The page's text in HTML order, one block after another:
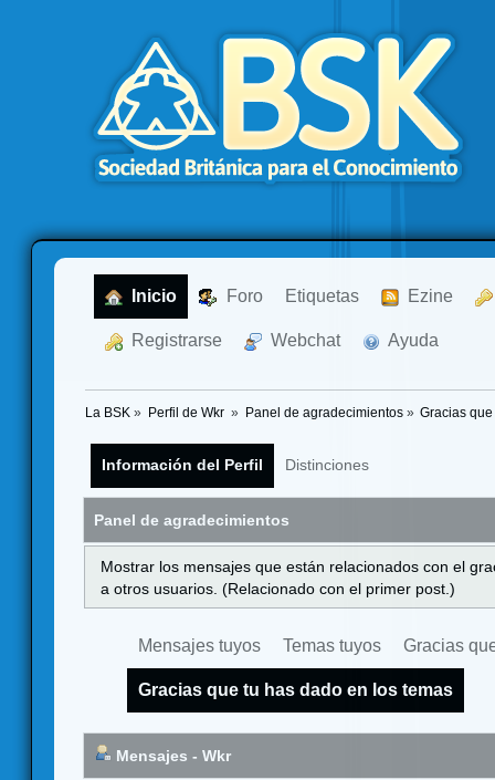
Inicio Foro Etiquetas Ezine
Registrarse Webchat Ayuda
La BSK » Perfil de Wkr » Panel de agradecimientos» Gracias
Información del Perfil Distinciones
Panel de agradecimientos
Mostrar los mensajes que están relacionados con el
a otros usuarios. (Relacionado con el primer post.)
Mensajes tuyos Temas tuyos Gracias
Gracias que tu has dado en los temas
Mensajes - Wkr